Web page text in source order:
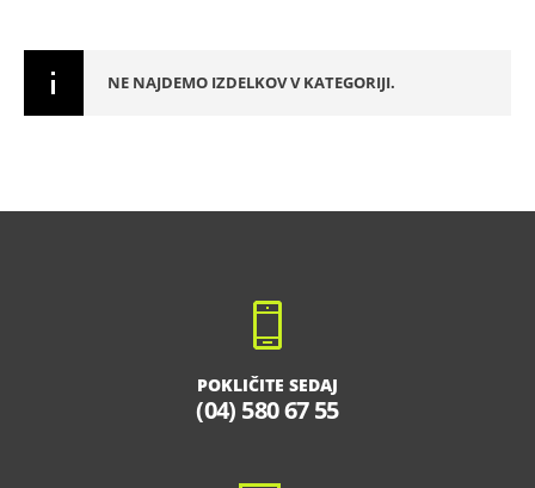
NE NAJDEMO IZDELKOV V KATEGORIJI.
POKLIČITE SEDAJ
(04) 580 67 55